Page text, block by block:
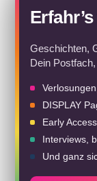
Geschichten,
Dein
DISPLAY
Early
Interviews,
Und ganz